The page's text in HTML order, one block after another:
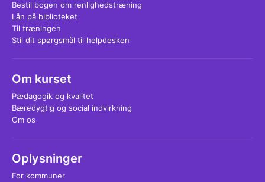
Bestil bogen om renlighedstræning
Lån på biblioteket
Til træningen
Stil dit spørgsmål til helpdesken
Om kurset
Pædagogik og kvalitet
Bæredygtig og social indvirkning
Om os
Oplysninger
For kommuner